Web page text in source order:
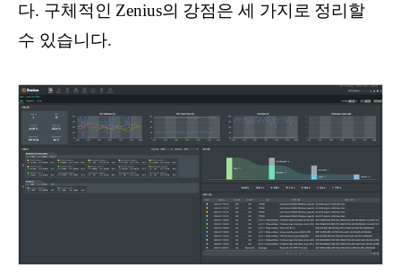
다. 구체적인 Zenius의 강점은 세 가지로 정리할
수 있습니다.